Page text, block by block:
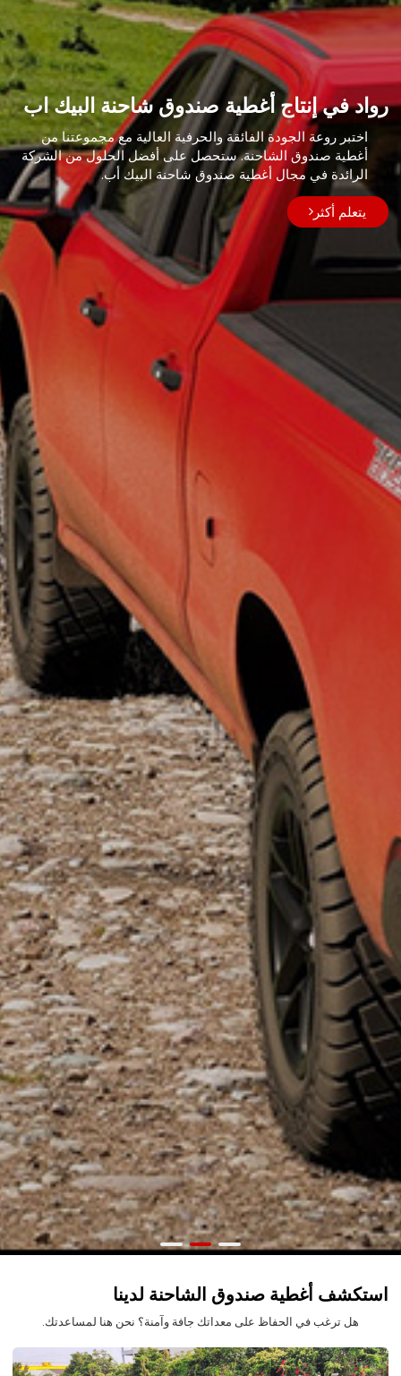
رواد في إنتاج أغطية صندوق شاحنة البيك اب
اختبر روعة الجودة الفائقة والحرفية العالية مع مجموعتنا من
أغطية صندوق الشاحنة. ستحصل على أفضل الحلول من الشركة
الرائدة في مجال أغطية صندوق شاحنة البيك أب.
يتعلم أكثر
استكشف أغطية صندوق الشاحنة لدينا
هل ترغب في الحفاظ على معداتك جافة وآمنة؟ نحن هنا لمساعدتك.